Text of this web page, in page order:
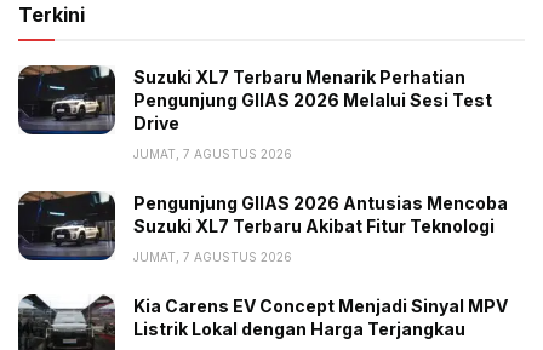
Terkini
Suzuki XL7 Terbaru Menarik Perhatian
Pengunjung GIIAS 2026 Melalui Sesi Test
Drive
JUMAT, 7 AGUSTUS 2026
Pengunjung GIIAS 2026 Antusias Mencoba
Suzuki XL7 Terbaru Akibat Fitur Teknologi
JUMAT, 7 AGUSTUS 2026
Kia Carens EV Concept Menjadi Sinyal MPV
Listrik Lokal dengan Harga Terjangkau